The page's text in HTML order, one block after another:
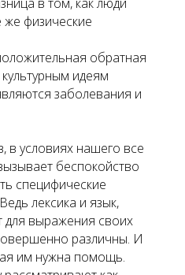
же физические
обратная
идеям
заболевания и
в условиях нашего все
беспокойство
специфические
лексика и язык,
для выражения своих
различны. И
им нужна помощь.